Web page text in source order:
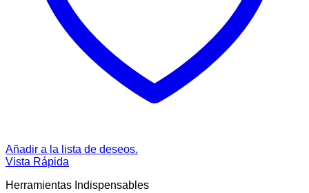
Añadir a la lista de deseos.
Vista Rápida
Herramientas Indispensables